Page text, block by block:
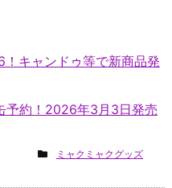
キャンドゥ等で新商品発
予約！2026年3月3日発売
ミャクミャクグッズ